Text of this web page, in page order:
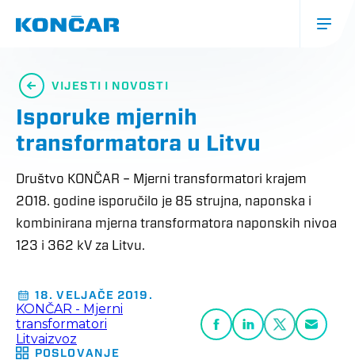
navigacija
(mobile)
VIJESTI I NOVOSTI
Isporuke mjernih
transformatora u Litvu
Društvo KONČAR – Mjerni transformatori krajem
2018. godine isporučilo je 85 strujna, naponska i
kombinirana mjerna transformatora naponskih nivoa
123 i 362 kV za Litvu.
18. VELJAČE 2019.
POSLOVANJE
KONČAR - Mjerni
transformatori
Litvaizvoz